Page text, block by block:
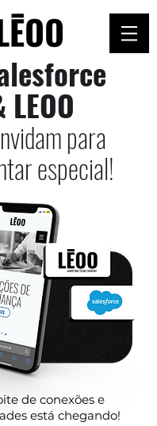
LEOO
para
especial!
de conexões e
está chegando!